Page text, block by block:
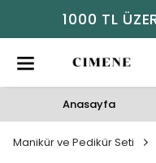
Anasayfa
Manikür ve Pedikür Seti